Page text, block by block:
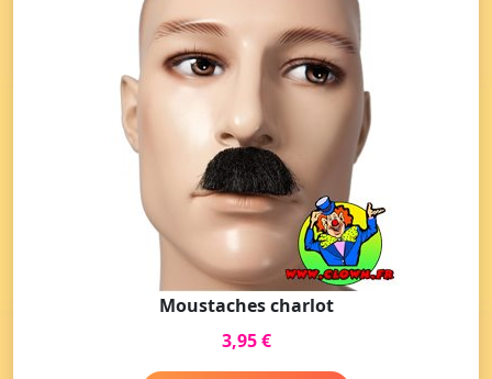
Moustaches charlot
3,95 €